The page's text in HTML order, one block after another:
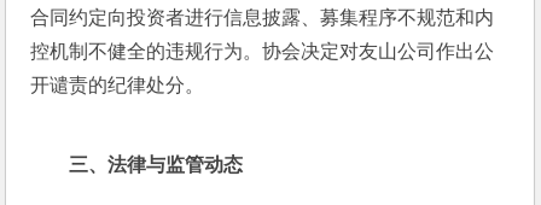
合同约定向投资者进行信息披露、募集程序不规范和内
控机制不健全的违规行为。协会决定对友山公司作出公
开谴责的纪律处分。
三、法律与监管动态